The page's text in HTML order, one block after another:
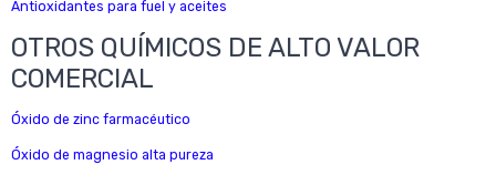
Antioxidantes para fuel y aceites
OTROS QUÍMICOS DE ALTO VALOR
COMERCIAL
Óxido de zinc farmacéutico
Óxido de magnesio alta pureza